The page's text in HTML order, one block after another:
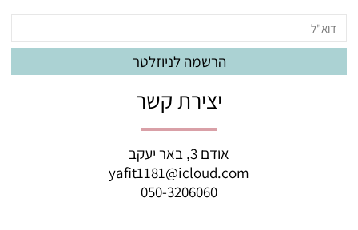
יצירת קשר
אודם 3, באר יעקב
yafit1181@icloud.com
050-3206060